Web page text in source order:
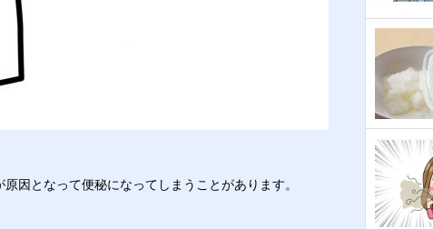
因となって便秘になってしまうことがあります。